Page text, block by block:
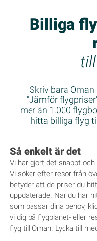
Billiga
Skriv bara Oman
"Jämför
mer än 1.000
hitta billiga flyg
Så enkelt är det
Vi har gjort det snabbt
Vi söker efter resor från
betyder att de priser du
uppdaterade. När du har
som passar dina behov,
vi dig på flygplanet- eller
flyg till Oman. Lycka till